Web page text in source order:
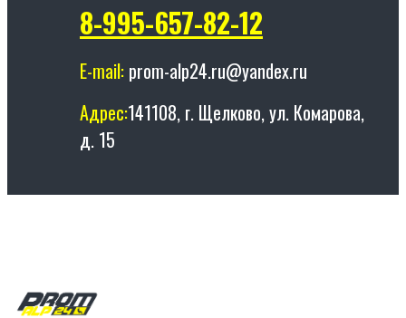
8-995-657-82-12
E-mail: prom-alp24.ru@yandex.ru
Адрес:141108, г. Щелково, ул. Комарова,
д. 15